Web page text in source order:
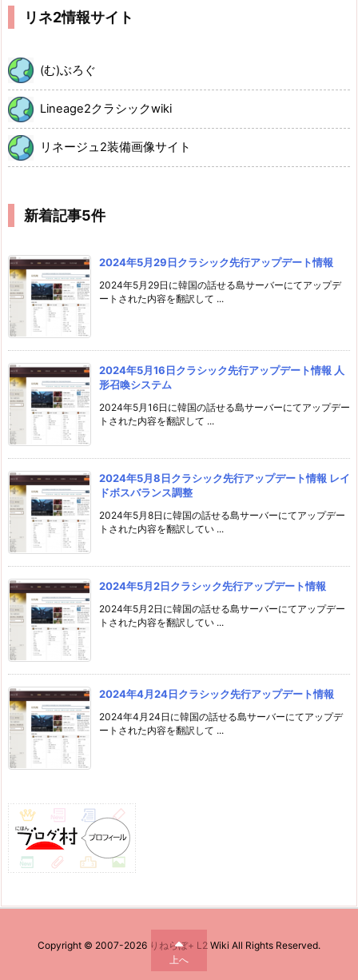
リネ2情報サイト
(む)ぶろぐ
Lineage2クラシックwiki
リネージュ2装備画像サイト
新着記事5件
2024年5月29日クラシック先行アップデート情報
2024年5月29日に韓国の話せる島サーバーにてアップデ
ートされた内容を翻訳して ...
2024年5月16日クラシック先行アップデート情報 人
形召喚システム
2024年5月16日に韓国の話せる島サーバーにてアップデー
トされた内容を翻訳して ...
2024年5月8日クラシック先行アップデート情報 レイ
ドボスバランス調整
2024年5月8日に韓国の話せる島サーバーにてアップデー
トされた内容を翻訳してい ...
2024年5月2日クラシック先行アップデート情報
2024年5月2日に韓国の話せる島サーバーにてアップデー
トされた内容を翻訳してい ...
2024年4月24日クラシック先行アップデート情報
2024年4月24日に韓国の話せる島サーバーにてアップデ
ートされた内容を翻訳して ...
Copyright © 2007-2026 りねらぼ+ L2 Wiki All Rights Reserved.
上へ